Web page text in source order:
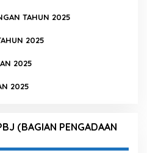
TAHUN 2025
2025
2025
2025
(BAGIAN PENGADAAN